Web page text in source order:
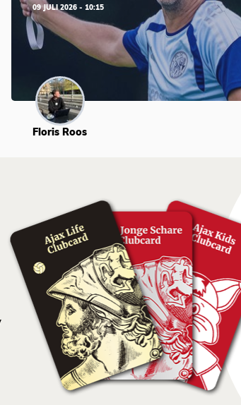
09 JULI 2026 - 10:15
Floris Roos